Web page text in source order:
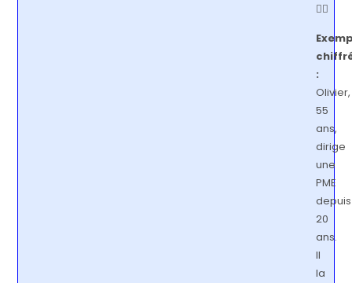
👱‍♂️
:
Olivier,
55
ans,
dirige
une
PME
depuis
20
ans.
Il
la